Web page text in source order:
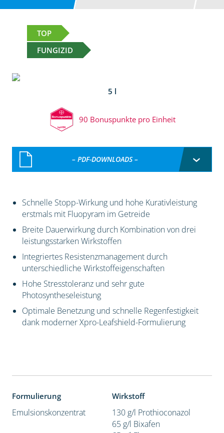
TOP
FUNGIZID
5 l
90 Bonuspunkte pro Einheit
– PDF-DOWNLOADS –
Schnelle Stopp-Wirkung und hohe Kurativleistung
erstmals mit Fluopyram im Getreide
Breite Dauerwirkung durch Kombination von drei
leistungsstarken Wirkstoffen
Integriertes Resistenzmanagement durch
unterschiedliche Wirkstoffeigenschaften
Hohe Stresstoleranz und sehr gute
Photosyntheseleistung
Optimale Benetzung und schnelle Regenfestigkeit
dank moderner Xpro-Leafshield-Formulierung
Formulierung
Emulsionskonzentrat
Wirkstoff
130 g/l Prothioconazol
65 g/l Bixafen